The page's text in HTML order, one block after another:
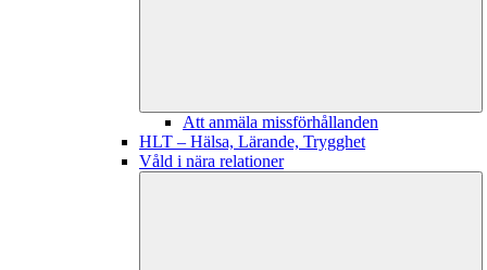
Att anmäla missförhållanden
HLT – Hälsa, Lärande, Trygghet
Våld i nära relationer